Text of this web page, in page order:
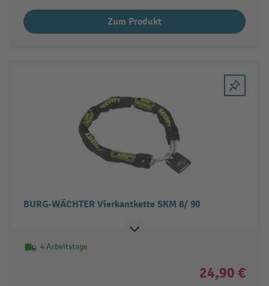
Zum Produkt
BURG-WÄCHTER Vierkantkette SKM 8/ 90
4 Arbeitstage
24,90 €